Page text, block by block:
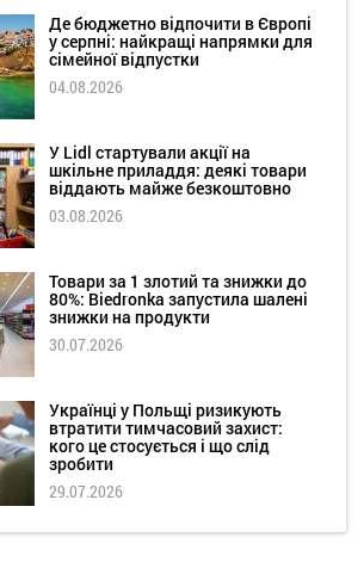
Де бюджетно відпочити в Європі
у серпні: найкращі напрямки для
сімейної відпустки
04.08.2026
У Lidl стартували акції на
шкільне приладдя: деякі товари
віддають майже безкоштовно
03.08.2026
Товари за 1 злотий та знижки до
80%: Biedronka запустила шалені
знижки на продукти
30.07.2026
Українці у Польщі ризикують
втратити тимчасовий захист:
кого це стосується і що слід
зробити
29.07.2026